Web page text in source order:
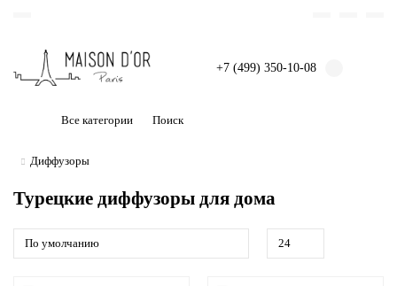
+7 (499) 350-10-08
Все категории
Диффузоры
Турецкие диффузоры для дома